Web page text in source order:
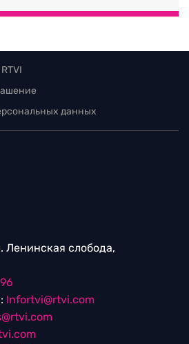
данных
Ленинская слобода,
Infortvi@rtvi.com